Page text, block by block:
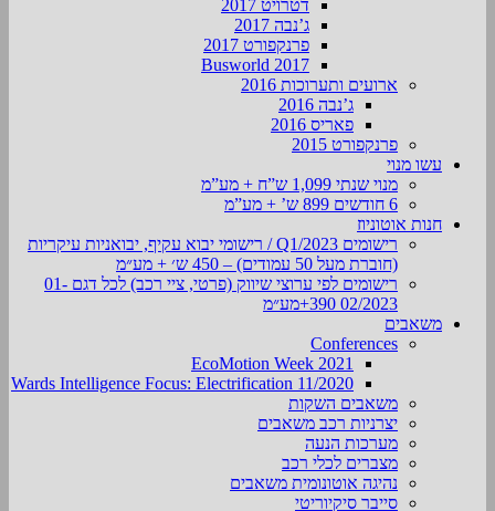
דטרויט 2017
ג’נבה 2017
פרנקפורט 2017
Busworld 2017
ארועים ותערוכות 2016
ג’נבה 2016
פאריס 2016
פרנקפורט 2015
עשו מנוי
מנוי שנתי 1,099 ש”ח + מע”מ
6 חודשים 899 ש’ + מע”מ
חנות אוטוניוז
רישומים Q1/2023 / רישומי יבוא עקיף, יבואניות עיקריות
(חוברת מעל 50 עמודים) – 450 ש׳ + מע״מ
רישומים לפי ערוצי שיווק (פרטי, ציי רכב) לכל דגם 01-
02/2023 390+מע״מ
משאבים
Conferences
EcoMotion Week 2021
Wards Intelligence Focus: Electrification 11/2020
משאבים השקות
יצרניות רכב משאבים
מערכות הנעה
מצברים לכלי רכב
נהיגה אוטונומית משאבים
סייבר סיקיוריטי